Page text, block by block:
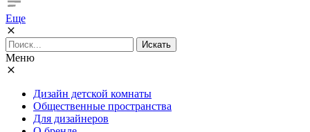
Еще
Искать
Меню
Дизайн детской комнаты
Общественные пространства
Для дизайнеров